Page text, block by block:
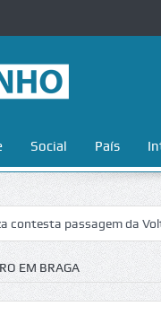
Social País
da Volta a
EM BRAGA